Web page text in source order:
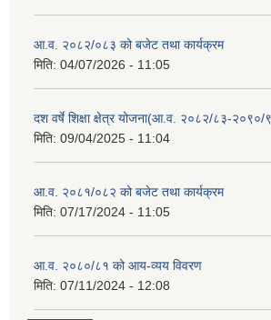
आ.व. २०८२/०८३ को बजेट तथा कार्यक्रम
मिति: 04/07/2026 - 11:05
दश वर्षे शिक्षा क्षेत्र योजना(आ.व. २०८२/८३-२०९०/
मिति: 09/04/2025 - 11:04
आ.व. २०८१/०८२ को बजेट तथा कार्यक्रम
मिति: 07/17/2024 - 11:05
आ.व. २०८०/८१ को आय-व्यय विवरण
मिति: 07/11/2024 - 12:08